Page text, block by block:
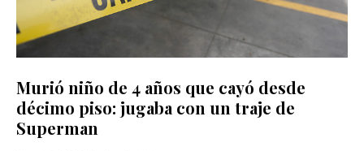
Murió niño de 4 años que cayó desde
décimo piso: jugaba con un traje de
Superman